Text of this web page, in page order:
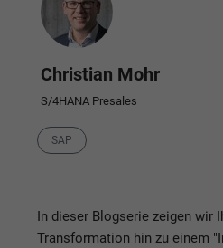
Christian Mohr
S/4HANA Presales
Category
SAP
In dieser Blogserie zeigen wir
Transformation hin zu einem